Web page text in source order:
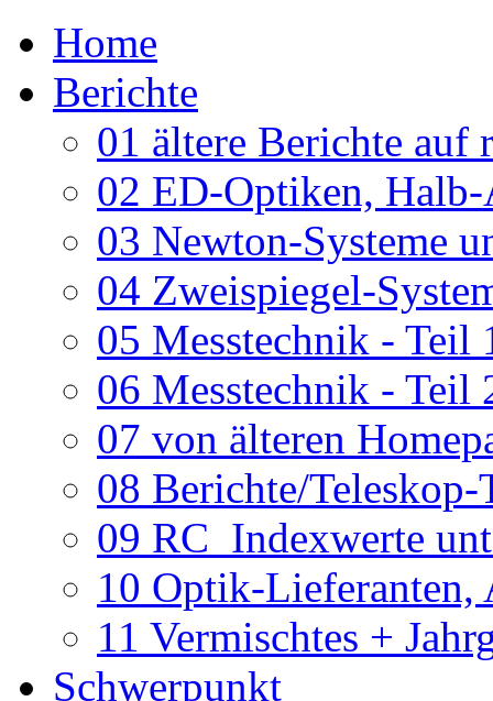
Home
Berichte
01 ältere Berichte auf
02 ED-Optiken, Halb-
03 Newton-Systeme
04 Zweispiegel-
05 Messtechnik - Teil
06 Messtechnik - Teil
07 von älteren
08 Berichte/
09 RC_Indexwerte
10 Optik-Lieferanten,
11 Vermischtes +
Schwerpunkt